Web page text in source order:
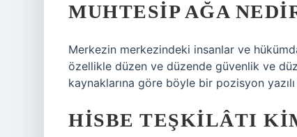
MUHTESIP AĞA
Merkezin merkezindeki insanlar ve
özellikle düzen ve düzende güvenlik ve
kaynaklarına göre böyle bir pozisyon
HISBE TEŞKILÂTI